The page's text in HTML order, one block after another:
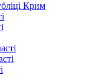
Крим